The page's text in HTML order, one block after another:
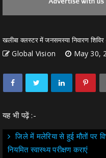
खलीबा क्लस्टर में जनसमस्या निवारण
Global Vision May 30,
यह भी पढ़ें :-
जिले में मलेरिया से हुई मौतों पर
नियमित स्वास्थ्य परीक्षण कराएं